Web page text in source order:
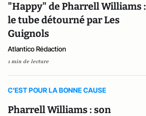
"Happy" de Pharrell Williams :
le tube détourné par Les
Guignols
Atlantico Rédaction
1 min de lecture
C'EST POUR LA BONNE CAUSE
Pharrell Williams : son